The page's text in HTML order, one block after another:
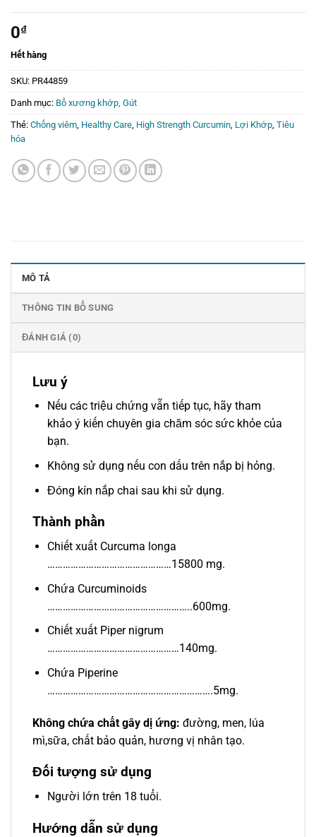
0₫
Hết hàng
SKU: PR44859
Danh mục: Bổ xương khớp, Gút
Thẻ: Chống viêm Healthy Care High Strength Curcumin Lợi Khớp Tiêu
hóa
MÔ TẢ
THÔNG TIN BỔ SUNG
ĐÁNH GIÁ (0)
Lưu ý
Nếu các triệu chứng vẫn tiếp tục, hãy tham
khảo ý kiến ​​chuyên gia chăm sóc sức khỏe của
bạn.
Không sử dụng nếu con dấu trên nắp bị hỏng.
Đóng kín nắp chai sau khi sử dụng.
Thành phần
Chiết xuất Curcuma longa
…………………………………………15800 mg.
Chứa Curcuminoids
………………………………………………..600mg.
Chiết xuất Piper nigrum
……………………………………………140mg.
Chứa Piperine
……………………………………………………….5mg.
Không chứa chất gây dị ứng: đường, men, lúa
mì,sữa, chất bảo quản, hương vị nhân tạo.
Đối tượng sử dụng
Người lớn trên 18 tuổi.
Hướng dẫn sử dụng